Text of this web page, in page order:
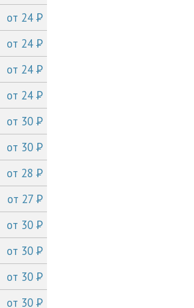
от 24P
от 24P
от 24P
от 24P
от 30P
от 30P
от 28P
от 27P
от 30P
от 30P
от 30P
от 30P